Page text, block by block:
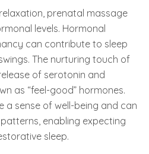
prenatal massage
levels. Hormonal
can contribute to sleep
The nurturing touch of
of serotonin and
as “feel-good” hormones.
a sense of well-being and can
enabling expecting
sleep.